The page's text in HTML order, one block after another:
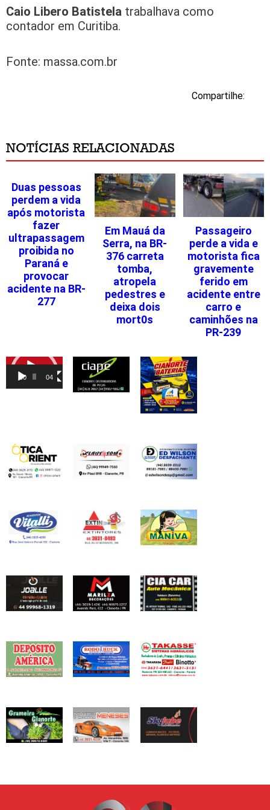
Caio Libero Batistela trabalhava como
contador em Curitiba.
Fonte: massa.com.br
Compartilhe:
NOTÍCIAS RELACIONADAS
Duas pessoas
perdem a vida
após motorista
fazer
ultrapassagem
proibida no
Paraná e
provocar
acidente na BR-
277
Em Mauá da
Serra, na BR-
376 carreta
tomba,
atropela
pedestres e
deixa dois
mort0s
Passageiro
perde a vida e
motorista fica
gravemente
ferido em
acidente entre
carro e
caminhões na
PR-239
Tocador
vídeo
00:00 04:46